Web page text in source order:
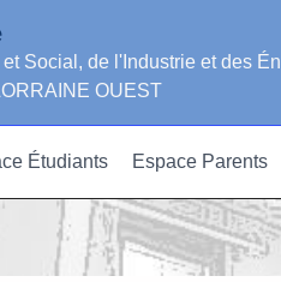
Social, de l'Industrie et des
OUEST
Étudiants Espace Parents